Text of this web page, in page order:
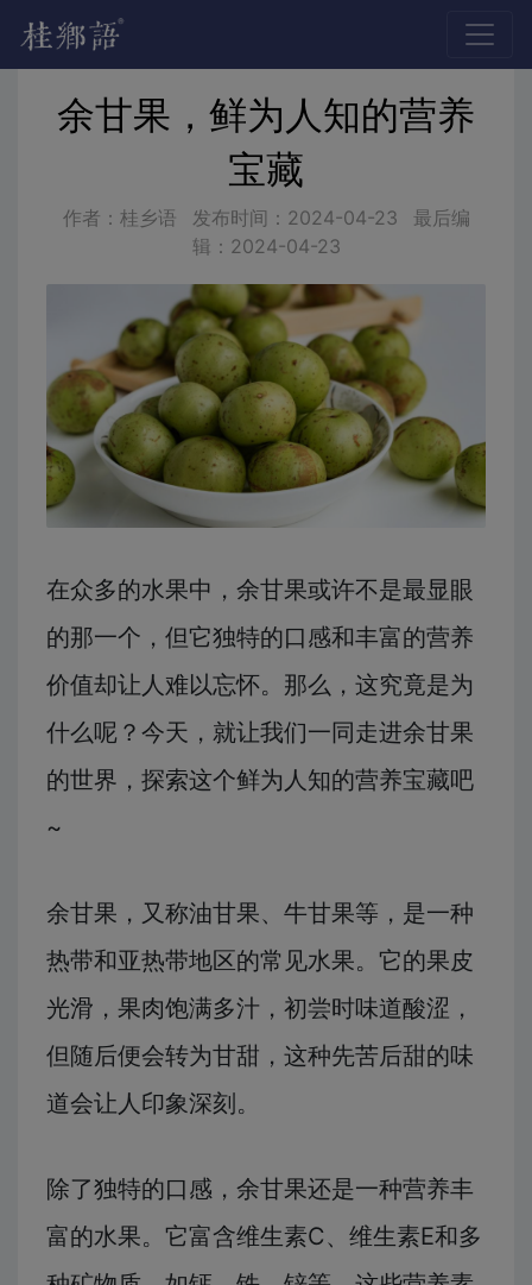
余甘果，鲜为人知的营养
宝藏
作者：桂乡语 发布时间： 2024-04-23
最后编
辑： 2024-04-23
在众多的水果中，余甘果或许不是最显眼
的那一个，但它独特的口感和丰富的营养
价值却让人难以忘怀。那么，这究竟是为
什么呢？今天，就让我们一同走进余甘果
的世界，探索这个鲜为人知的营养宝藏吧
~
余甘果，又称油甘果、牛甘果等，是一种
热带和亚热带地区的常见水果。它的果皮
光滑，果肉饱满多汁，初尝时味道酸涩，
但随后便会转为甘甜，这种先苦后甜的味
道会让人印象深刻。
除了独特的口感，余甘果还是一种营养丰
富的水果。它富含维生素C、维生素E和多